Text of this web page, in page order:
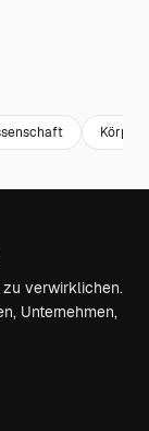
Körper
zu verwirklichen.
Unternehmen,